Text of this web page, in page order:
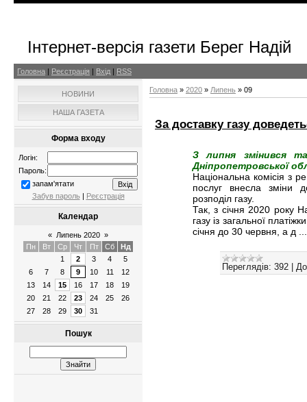
Інтернет-версія газети Берег Надій
Головна | Реєстрація | Вхід | RSS
НОВИНИ
НАША ГАЗЕТА
Форма входу
Логін:
Пароль:
запам'ятати
Забув пароль | Реєстрація
Календар
« Липень 2020 »
Пн
Вт Ср Чт Пт Сб
Нд
1
2 3 4
5
6
7 8 9 10 11
12
13
14 15 16 17 18
19
20
21 22 23 24 25
26
27
28 29 30 31
Пошук
Головна » 2020 » Липень » 09
За доставку газу
З липня змінився
Дніпропетровської
Національна комісія з
послуг внесла зміни
розподіл газу.
Так, з січня 2020 року
газу із загальної
січня до 30 червня, а д
Переглядів: 392